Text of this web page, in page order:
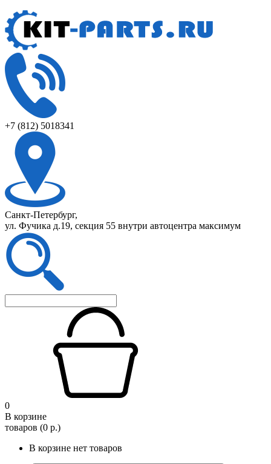
+7 (812) 5018341
Санкт-Петербург,
ул. Фучика д.19, секция 55 внутри автоцентра максимум
0
В корзине
товаров (0 р.)
В корзине нет товаров